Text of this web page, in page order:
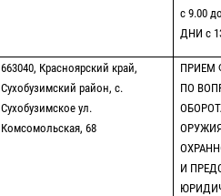
с 9.00
ДНИ с
663040, Красноярский край,
Сухобузимский район, с.
Сухобузимское ул.
Комсомольская, 68
ПРИЕМ
ПО
И